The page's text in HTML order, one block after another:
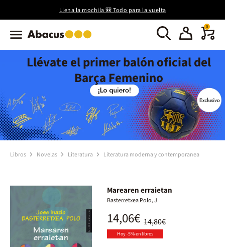
Llena la mochila 🎒 Todo para la vuelta
0
Llévate el primer balón oficial del
Barça Femenino
Libros Novelas Literatura Literatura moderna y contemporanea
Marearen erraietan
Basterretxea Polo, J
14,80€
14,06€
Hoy -5% en libros